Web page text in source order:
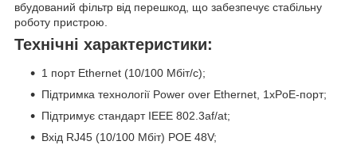
вбудований фільтр від перешкод, що забезпечує стабільну
роботу пристрою.
Технічні характеристики:
1 порт Ethernet (10/100 Мбіт/с);
Підтримка технології Power over Ethernet, 1хPoE-порт;
Підтримує стандарт IEEE 802.3af/at;
Вхід RJ45 (10/100 Мбіт) POE 48V;